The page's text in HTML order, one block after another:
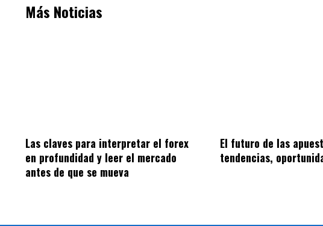
Más Noticias
Las claves para interpretar el forex
en profundidad y leer el mercado
antes de que se mueva
El futuro de las
tendencias,